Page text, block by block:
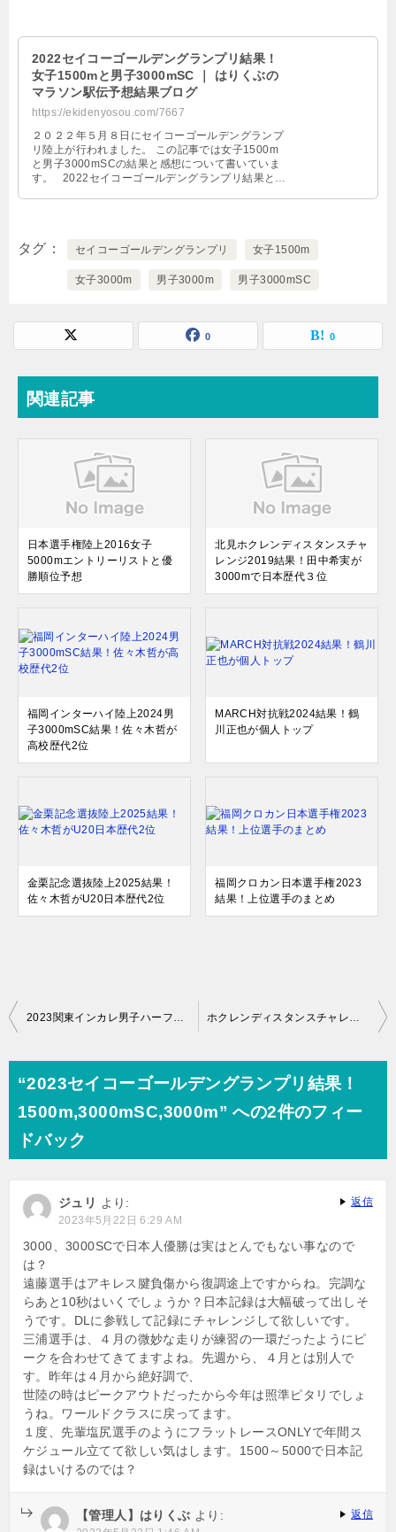
2022セイコーゴールデングランプリ結果！
女子1500mと男子3000mSC ｜ はりくぶの
マラソン駅伝予想結果ブログ
https://ekidenyosou.com/7667
２０２２年５月８日にセイコーゴールデングランプ
リ陸上が行われました。 この記事では女子1500m
と男子3000mSCの結果と感想について書いていま
す。 2022セイコーゴールデングランプリ結果と感
タグ セイコーゴールデングランプリ 女子1500m
女子3000m 男子3000m 男子3000mSC
0 0
関連記事
日本選手権陸上2016女子
5000mエントリーリストと優
勝順位予想
北見ホクレンディスタンスチャ
レンジ2019結果！田中希実が
3000mで日本歴代３位
福岡インターハイ陸上2024男
子3000mSC結果！佐々木哲が
高校歴代2位
MARCH対抗戦2024結果！鶴
川正也が個人トップ
金栗記念選抜陸上2025結果！
佐々木哲がU20日本歴代2位
福岡クロカン日本選手権2023
結果！上位選手のまとめ
投
ー
ョ
ン
“2023セイコーゴールデングランプリ結果！
1500m,3000mSC,3000m” への2件のフィー
ドバック
ジュリ より:
2023年5月22日 6:29 AM
3000、3000SCで日本人優勝は実はとんでもない事なので
は？
遠藤選手はアキレス腱負傷から復調途上ですからね。完調な
らあと10秒はいくでしょうか？日本記録は大幅破って出しそ
うです。DLに参戦して記録にチャレンジして欲しいです。
三浦選手は、４月の微妙な走りが練習の一環だったようにピ
ークを合わせてきてますよね。先週から、４月とは別人で
す。昨年は４月から絶好調で、
世陸の時はピークアウトだったから今年は照準ピタリでしょ
うね。ワールドクラスに戻ってます。
１度、先輩塩尻選手のようにフラットレースONLYで年間ス
ケジュール立てて欲しい気はします。1500～5000で日本記
録はいけるのでは？
返信
【管理人】はりくぶ より: 返信